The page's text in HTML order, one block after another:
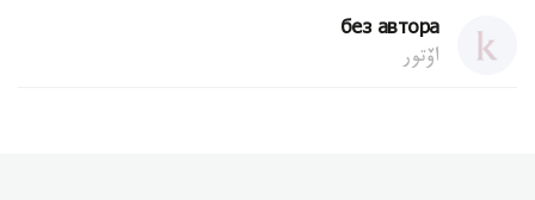
без автора
اۆتور